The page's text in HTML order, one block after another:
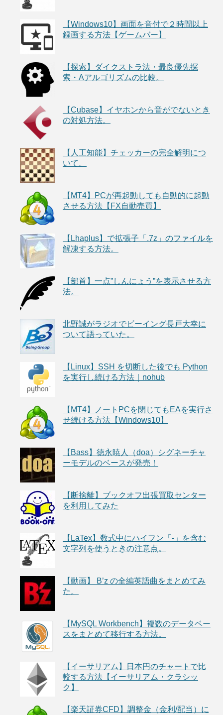
【Windows10】画面を音付で２時間以上
録画する方法【ゲームバー】
【探索】ダイクストラ法・最良優先探
索・Aアルゴリズムの比較。
【Cubase】イヤホンから音がでないとき
の対処方法。
【人工知能】チェッカーの完全解明につ
いて。
【MT4】PCが再起動しても自動的に起動
させる方法【FX自動売買】
【Lhaplus】で拡張子「.7z」のファイルを
解凍する方法。
【部首】一点”しんにょう”を表示させる方
法。
北野誠がラジオでビーイング長戸大幸に
ついて語っていた。
【Linux】SSH を切断した後でも Python
を実行し続ける方法｜nohub
【MT4】ノートPCを閉じてもEAを実行さ
せ続ける方法【Windows10】
【Bass】徳永暁人（doa）シグネーチャ
ーモデルのベースが発売！
【断捨離】ブックオフ出張買取センター
を利用してみた
【LaTex】数式中にハイフン「-」を含む
文字列を使うときの注意点。
【動画】 B’z の全編英語曲をまとめてみ
た。
【MySQL Workbench】複数のデータベー
スをまとめて移行する方法。
【イーサリアム】日本円のチャートで比
較する方法【イーサリアム・クラシッ
ク】
【楽天証券CFD】調整金（金利/配当）に